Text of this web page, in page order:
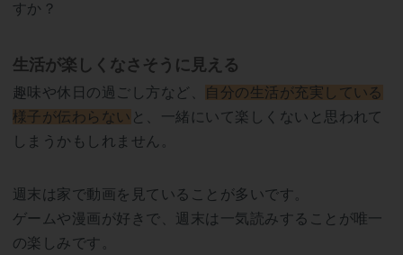
すか？
生活が楽しくなさそうに見える
趣味や休日の過ごし方など、
自分の生活が充実している
様子が伝わらない と、一緒にいて楽しくないと思われて
しまうかもしれません。
週末は家で動画を見ていることが多いです。
ゲームや漫画が好きで、週末は一気読みすることが唯一
の楽しみです。